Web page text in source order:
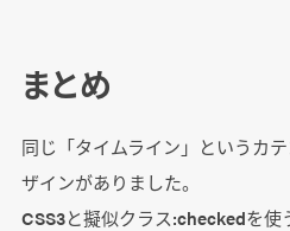
まとめ
同じ「タイムライン」というカ
ザインがありました。
CSS3と擬似クラス:checkedを使